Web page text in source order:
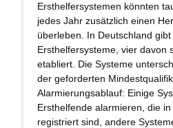
Ersthelfersystemen könnten
jedes Jahr zusätzlich einen
überleben. In Deutschland
Ersthelfersysteme, vier davon
etabliert. Die Systeme
der geforderten
Alarmierungsablauf: Einige
Ersthelfende alarmieren, die
registriert sind, andere